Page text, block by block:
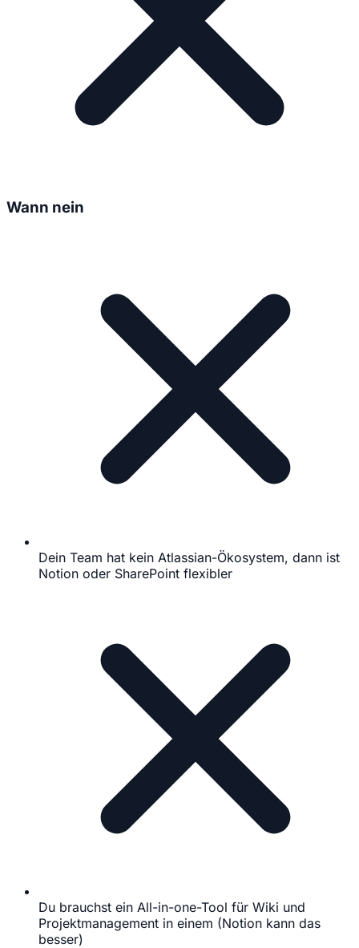
Wann nein
Dein Team hat kein Atlassian-Ökosystem, dann ist
Notion oder SharePoint flexibler
Du brauchst ein All-in-one-Tool für Wiki und
Projektmanagement in einem (Notion kann das
besser)